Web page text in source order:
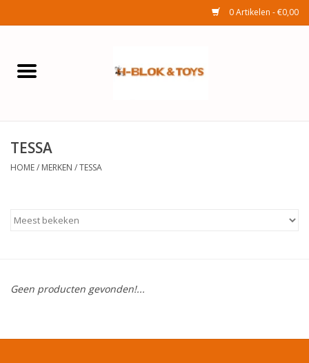
0 Artikelen - €0,00
Home
Huishouden
Tuinafdeling
Seizoenenartikelen
Reizen
TESSA
HOME/ MERKEN /TESSA
Geen producten gevonden!...